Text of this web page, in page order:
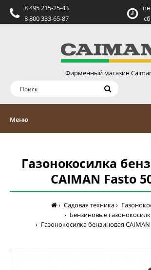
8 495 215-25-43
8 800 333-65-87
Фирменный магазин
Меню
Газонокосилка
CAIMAN Fasto
Садовая техника
Бензиновые
Газонокосилка бензиновая CAIMAN